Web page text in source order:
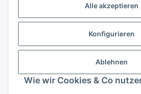
Alle akzeptieren
Konfigurieren
Ablehnen
Wie wir Cookies & Co
genesis musikverlag Christian Sprenger
34630 Gilserberg
E-Mail:anne.weckesser@genesis-